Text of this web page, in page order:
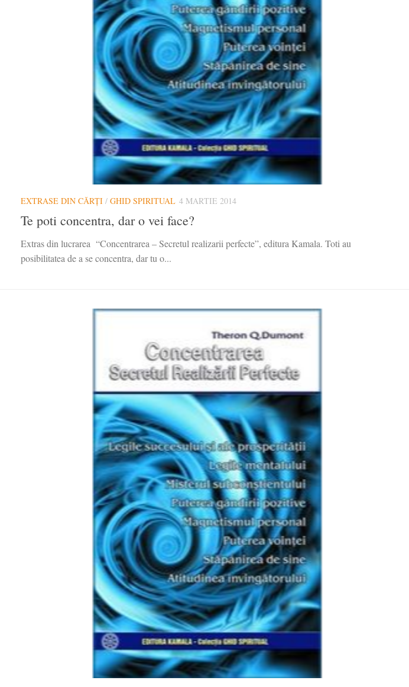
EXTRASE DIN CĂRȚI / GHID SPIRITUAL 4 MARTIE 2014
Te poti concentra, dar o vei face?
Extras din lucrarea “Concentrarea – Secretul realizarii perfecte”, editura Kamala. Toti au
posibilitatea de a se concentra, dar tu o...